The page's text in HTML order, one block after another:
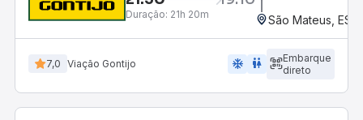
Duração: 21h 20m São Mateus, ES -
7,0 Viação Gontijo ac_unit wc
Embarque
direto